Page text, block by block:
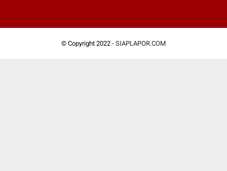
© Copyright 2022 - SIAPLAPOR.COM